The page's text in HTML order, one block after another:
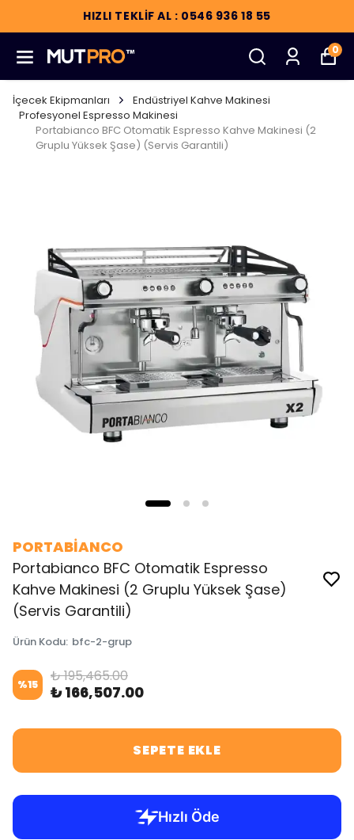
HIZLI TEKLİF AL : 0546 936 18 55
0
İçecek Ekipmanları
Endüstriyel Kahve Makinesi
Profesyonel Espresso Makinesi
Portabianco BFC Otomatik Espresso Kahve Makinesi (2
Gruplu Yüksek Şase) (Servis Garantili)
PORTABİANCO
Portabianco BFC Otomatik Espresso
Kahve Makinesi (2 Gruplu Yüksek Şase)
(Servis Garantili)
Ürün Kodu: bfc-2-grup
%15 ₺ 195,465.00
₺ 166,507.00
SEPETE EKLE